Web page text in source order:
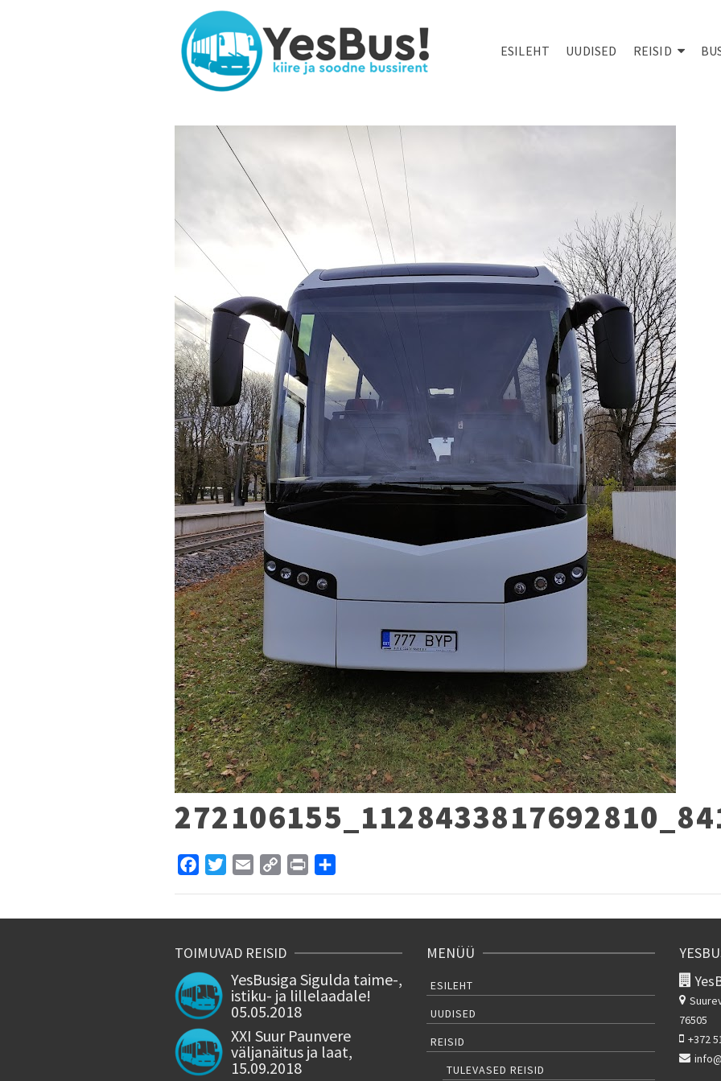
ESILEHT UUDISED REISID
FacebookTwitterEmail
Copy
Print
TOIMUVAD REISID
YesBusiga Sigulda taime-,
istiku- ja lillelaadale!
05.05.2018
XXI Suur Paunvere
väljanäitus ja laat,
15.09.2018
MENÜÜ
ESILEHT
UUDISED
REISID
TULEVASED REISID
76505
+372